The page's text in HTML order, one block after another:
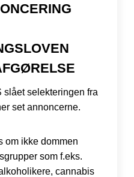
slået selekteringen fra
set annoncerne.
om ikke dommen
som f.eks.
cannabis